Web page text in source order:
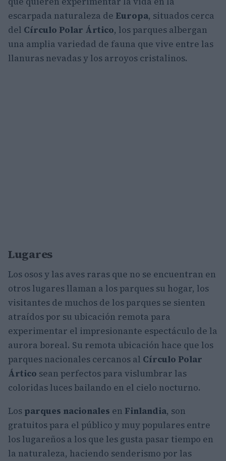
escarpada naturaleza de Europa, situados cerca
del Círculo Polar Ártico, los parques albergan
una amplia variedad de fauna que vive entre las
llanuras nevadas y los arroyos cristalinos.
Lugares
Los osos y las aves raras que no se encuentran en
otros lugares llaman a los parques su hogar, los
visitantes de muchos de los parques se sienten
atraídos por su ubicación remota para
experimentar el impresionante espectáculo de la
aurora boreal. Su remota ubicación hace que los
parques nacionales cercanos al Círculo Polar
Ártico sean perfectos para vislumbrar las
coloridas luces bailando en el cielo nocturno.
Los parques nacionales en Finlandia, son
gratuitos para el público y muy populares entre
los lugareños a los que les gusta pasar tiempo en
la naturaleza, haciendo senderismo por las